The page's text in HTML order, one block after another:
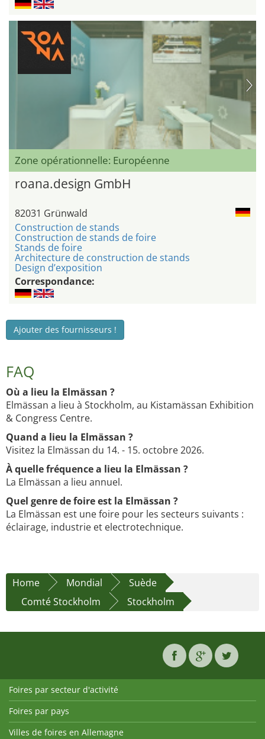
Zone opérationnelle: Européenne
roana.design GmbH
82031 Grünwald
Construction de stands
Construction de stands de foire
Stands de foire
Architecture de construction de stands
Design d’exposition
Correspondance:
Ajouter des fournisseurs !
FAQ
Où a lieu la Elmässan ?
Elmässan a lieu à Stockholm, au Kistamässan Exhibition
& Congress Centre.
Quand a lieu la Elmässan ?
Visitez la Elmässan du 14. - 15. octobre 2026.
À quelle fréquence a lieu la Elmässan ?
La Elmässan a lieu annuel.
Quel genre de foire est la Elmässan ?
La Elmässan est une foire pour les secteurs suivants :
éclairage, industrie et electrotechnique.
Home Mondial
Suède
Comté Stockholm
Stockholm
Foires par secteur d'activité
Foires par pays
Villes de foires en Allemagne